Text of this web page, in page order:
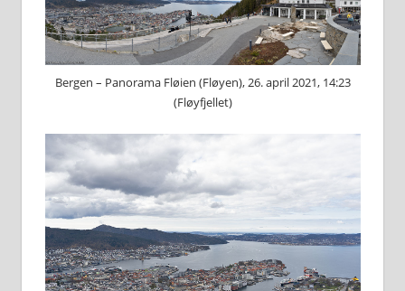
Bergen – Panorama Fløien (Fløyen), 26. april 2021, 14:23
(Fløyfjellet)